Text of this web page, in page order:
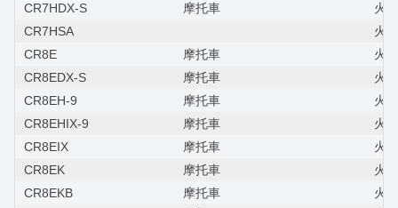
CR7HDX-S
摩托車
火
CR7HSA
火
CR8E
摩托車
火
CR8EDX-S
摩托車
火
CR8EH-9
摩托車
火
CR8EHIX-9
摩托車
火
CR8EIX
摩托車
火
CR8EK
摩托車
火
CR8EKB
摩托車
火